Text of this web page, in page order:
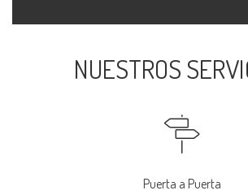
NUESTROS
Puerta a Puerta